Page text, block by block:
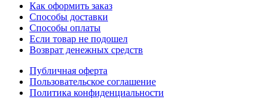
Как оформить заказ
Способы доставки
Способы оплаты
Если товар не подошел
Возврат денежных средств
Публичная оферта
Пользовательское соглашение
Политика конфиденциальности